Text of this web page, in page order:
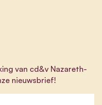
van cd&v Nazareth-
nieuwsbrief!